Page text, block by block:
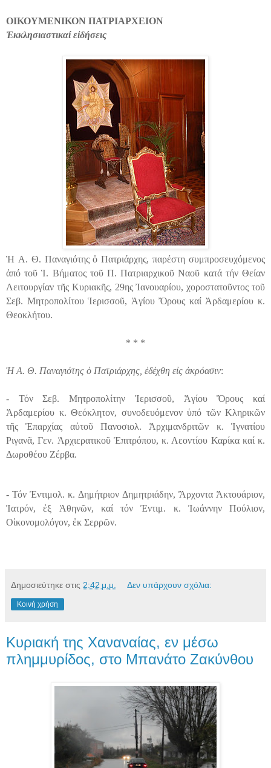
ΟΙΚΟΥΜΕΝΙΚΟΝ ΠΑΤΡΙΑΡΧΕΙΟΝ
Ἐκκλησιαστικαί εἰδήσεις
Ἡ Α. Θ. Παναγιότης ὁ Πατριάρχης,παρέστη συμπροσευχόμενος
ἀπό τοῦ Ἱ. Βήματος τοῦ Π.Πατριαρχικοῦ Ναοῦ κατά τήν Θείαν
Λειτουργίαν τῆς Κυριακῆς, 29ης Ἰανουαρίου, χοροστατοῦντος τοῦ
Σεβ. Μητροπολίτου Ἱερισσοῦ, Ἁγίου Ὄρους καί Ἀρδαμερίου κ.
Θεοκλήτου.
* * *
Ἡ Α. Θ. Παναγιότης ὁ Πατριάρχης ἐδέχθη εἰς ἀκρόασιν:
- Τόν Σεβ. Μητροπολίτην
Ἱερισσοῦ, Ἁγίου Ὄρους καί
Ἀρδαμερίου κ. Θεόκλητον, συνοδευόμενον ὑπό τῶν Κληρικῶν
τῆς Ἐπαρχίας αὐτοῦ Πανοσιολ. Ἀρχιμανδριτῶν κ. Ἰγνατίου
Ριγανᾶ, Γεν. Ἀρχιερατικοῦ Ἐπιτρόπου, κ. Λεοντίου Καρίκα καί κ.
Δωροθέου Ζέρβα.
- Τόν Ἐντιμολ. κ. Δημήτριον Δημητριάδην, Ἄρχοντα Ἀκτουάριον,
Ἰατρόν,ἐξ Ἀθηνῶν, καί τόν Ἐντιμ. κ. Ἰωάννην Πούλιον,
Οἰκονομολόγον, ἐκ Σερρῶν.
Δημοσιεύτηκε στις 2:42 μ.μ. Δεν υπάρχουν σχόλια:
Κοινή χρήση
Κυριακή της Χαναναίας, εν μέσω
πλημμυρίδος, στο Μπανάτο Ζακύνθου